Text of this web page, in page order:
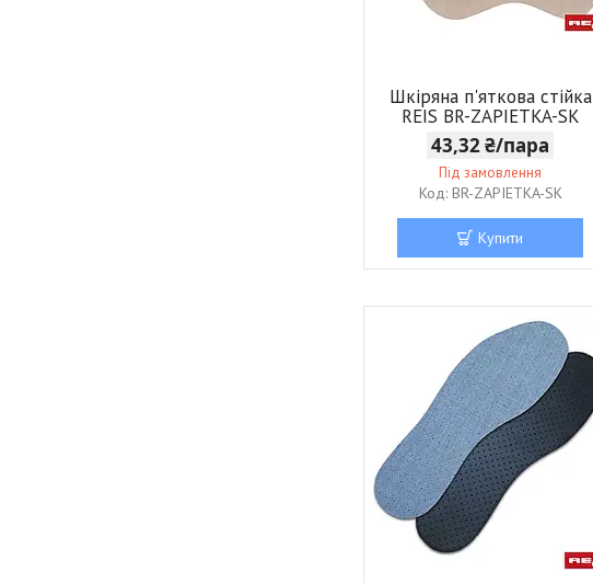
Шкіряна п'яткова стійка
REIS BR-ZAPIETKA-SK
43,32 ₴/пара
Під замовлення
BR-ZAPIETKA-SK
Купити